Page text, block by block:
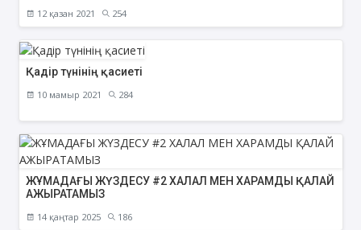
12 қазан 2021 254
Қадір түнінің қасиеті
10 мамыр 2021 284
ЖҰМАДАҒЫ ЖҮЗДЕСУ #2 ХАЛАЛ МЕН ХАРАМДЫ ҚАЛАЙ
АЖЫРАТАМЫЗ
14 қаңтар 2025 186